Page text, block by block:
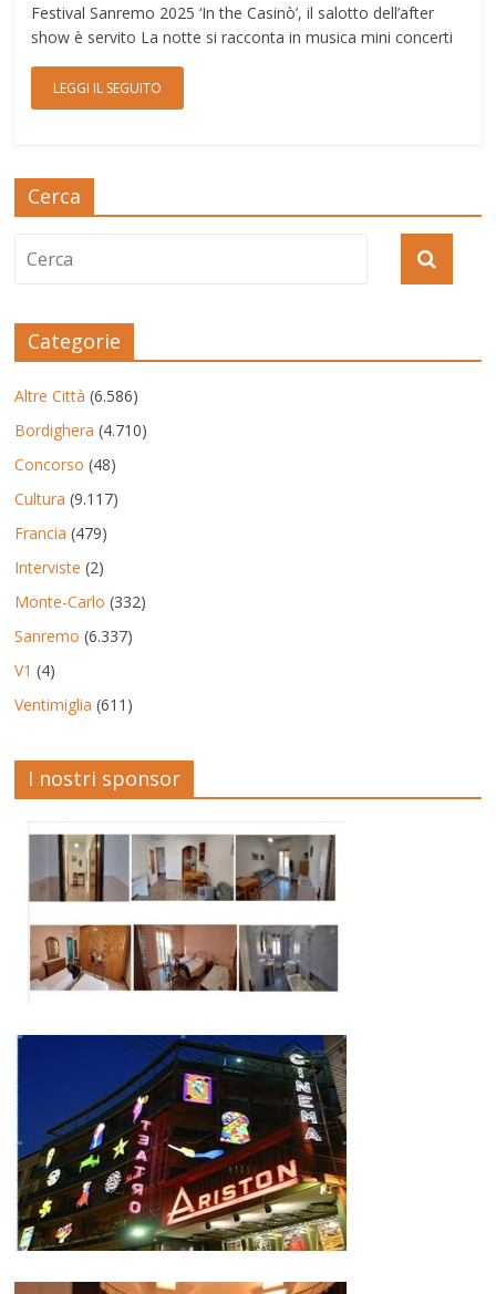
Festival Sanremo 2025 ‘In the Casinò’, il salotto dell’after
show è servito La notte si racconta in musica mini concerti
LEGGI IL SEGUITO
Cerca
Categorie
Altre Città (6.586)
Bordighera (4.710)
Concorso (48)
Cultura (9.117)
Francia (479)
Interviste (2)
Monte-Carlo (332)
Sanremo (6.337)
V1 (4)
Ventimiglia (611)
I nostri sponsor